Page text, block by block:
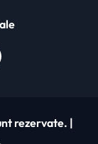
rezervate. |